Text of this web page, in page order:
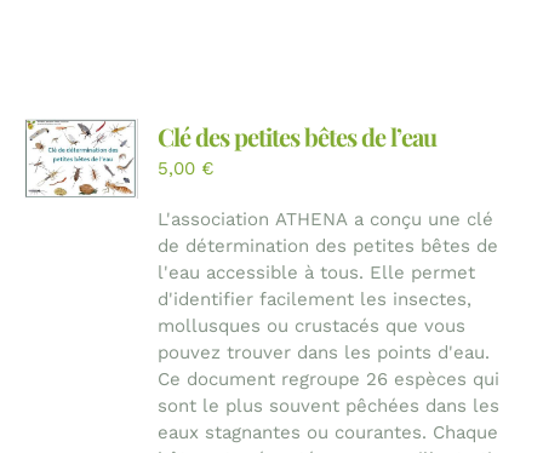
Clé des petites bêtes de l’eau
5,00 €
L'association ATHENA a conçu une clé
de détermination des petites bêtes de
l'eau accessible à tous. Elle permet
d'identifier facilement les insectes,
mollusques ou crustacés que vous
pouvez trouver dans les points d'eau.
Ce document regroupe 26 espèces qui
sont le plus souvent pêchées dans les
eaux stagnantes ou courantes. Chaque